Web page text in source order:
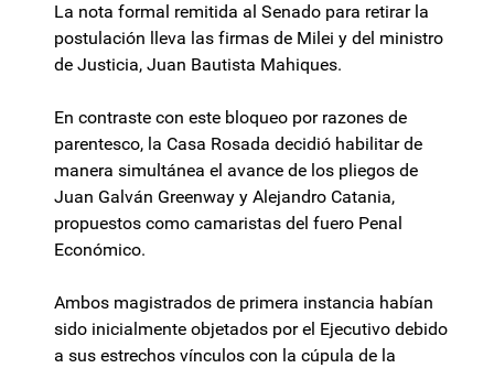
La nota formal remitida al Senado para retirar la
postulación lleva las firmas de Milei y del ministro
de Justicia, Juan Bautista Mahiques.
En contraste con este bloqueo por razones de
parentesco, la Casa Rosada decidió habilitar de
manera simultánea el avance de los pliegos de
Juan Galván Greenway y Alejandro Catania,
propuestos como camaristas del fuero Penal
Económico.
Ambos magistrados de primera instancia habían
sido inicialmente objetados por el Ejecutivo debido
a sus estrechos vínculos con la cúpula de la